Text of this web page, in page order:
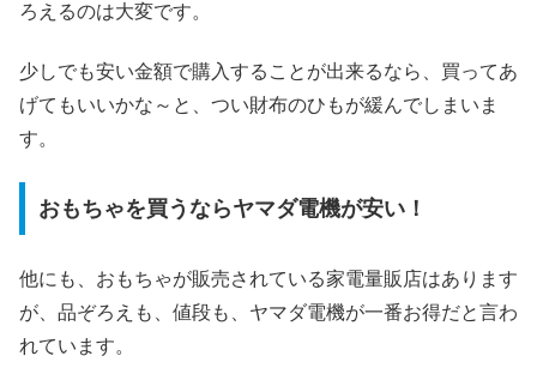
ろえるのは大変です。
少しでも安い金額で購入することが出来るなら、買ってあ
げてもいいかな～と、つい財布のひもが緩んでしまいま
す。
おもちゃを買うならヤマダ電機が安い！
他にも、おもちゃが販売されている家電量販店はあります
が、品ぞろえも、値段も、ヤマダ電機が一番お得だと言わ
れています。